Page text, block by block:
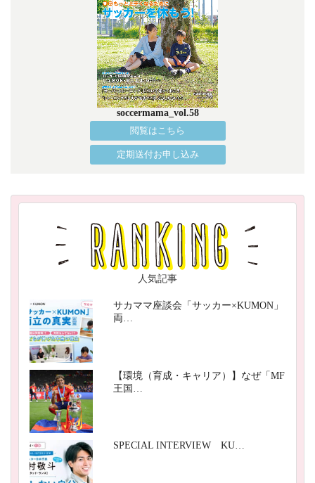
soccermama_vol.58
閲覧はこちら
定期送付お申し込み
人気記事
サカママ座談会「サッカー×KUMON」
両…
【環境（育成・キャリア）】なぜ「MF
王国…
SPECIAL INTERVIEW KU…